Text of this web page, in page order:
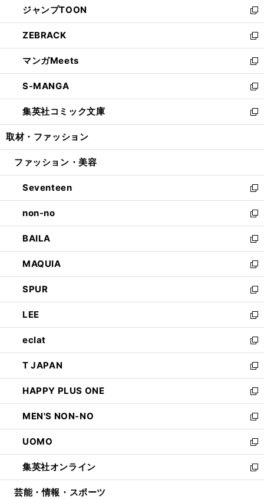
く
で
開
く
ド
ウ
で
開
く
ィ
ン
ド
ウ
で
開
く
い
ウ
ィ
ン
ド
ウ
で
開
く
ジャンプTOON
新
し
い
ウ
ィ
ン
ド
ウ
で
開
ZEBRACK
新
し
い
ウ
ィ
ン
ド
ウ
開
マンガMeets
新
し
い
ウ
ィ
ン
ウ
開
く
S-MANGA
新
し
い
ウ
ン
ウ
で
開
く
集英社コミック文庫
新
し
ウ
ン
ド
ウ
で
開
く
取材・ファッション
ファッション・美容
Seventeen
新
し
い
ウ
ィ
ン
ド
ウ
で
開
く
non-no
新
し
い
ウ
ィ
ン
ド
ウ
で
開
く
BAILA
新
し
い
ウ
ィ
ン
ド
ウ
で
開
く
MAQUIA
新
し
い
ウ
ィ
ン
ド
ウ
で
開
く
SPUR
新
し
い
ウ
ィ
ン
ド
ウ
で
開
く
LEE
新
し
い
ウ
ィ
ン
ド
ウ
で
開
く
eclat
新
し
い
ウ
ィ
ン
ド
ウ
で
開
く
T JAPAN
新
し
い
ウ
ィ
ン
ド
ウ
で
開
HAPPY PLUS ONE
新
し
い
ウ
ィ
ン
ド
ウ
MEN'S NON-NO
新
し
い
ウ
ィ
ン
UOMO
新
し
い
ウ
集英社オンライン
新
し
芸能・情報・スポーツ